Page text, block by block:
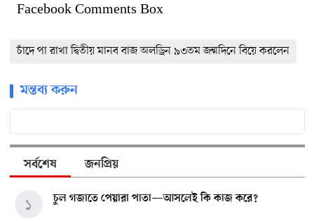
Facebook Comments Box
চাঁদে পা রাখা দ্বিতীয় মানব বাজ অলড্রিন ৯৩তম জন্মদিনে বিয়ে করলেন
মন্তব্য করুন
সর্বশেষ জনপ্রিয়
চুল গজাতে পেয়ারা পাতা—আসলেই কি কাজ করে?
১